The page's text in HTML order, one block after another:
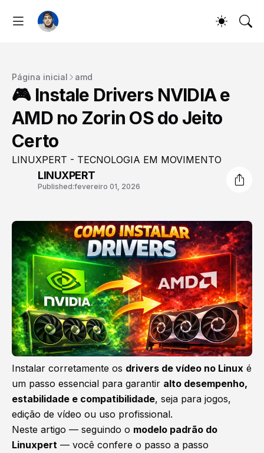
Página inicial amd
🎮 Instale Drivers NVIDIA e
AMD no Zorin OS do Jeito
Certo
LINUXPERT - TECNOLOGIA EM MOVIMENTO
LINUXPERT
Published:fevereiro 01, 2026
Instalar corretamente os drivers de vídeo no Linux é
um passo essencial para garantir alto desempenho,
estabilidade e compatibilidade, seja para jogos,
edição de vídeo ou uso profissional.
Neste artigo — seguindo o modelo padrão do
Linuxpert — você confere o passo a passo